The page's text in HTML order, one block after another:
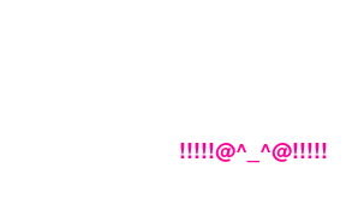
!!!!!@^_^@!!!!!